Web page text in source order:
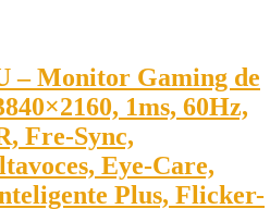
– Monitor Gaming de
1ms, 60Hz,
Fre-Sync,
Eye-Care,
Plus, Flicker-